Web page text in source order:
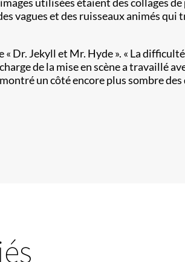
vagues et des ruisseaux animés
Dr. Jekyll et Mr. Hyde ». « La
de la mise en scène a travaillé
un côté encore plus sombre